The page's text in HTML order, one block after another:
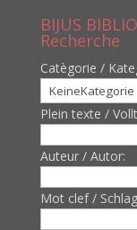
BIJUS
Recherche
Catègorie /
Plein texte /
Auteur / Autor:
Mot clef /